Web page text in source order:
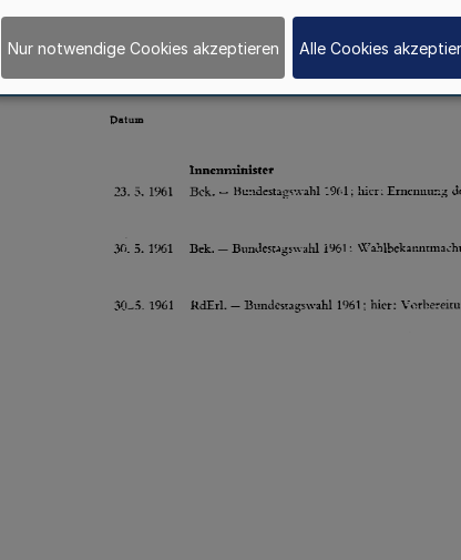
Nur notwendige Cookies akzeptieren Alle Cookies